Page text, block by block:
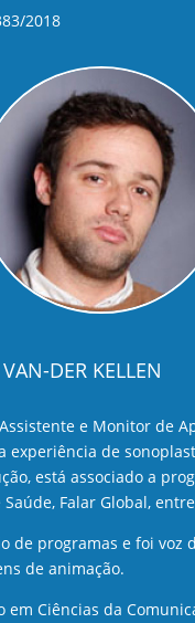
2018
DER KELLEN
e Monitor de
experiência de
está associado a
Saúde, Falar Global,
de programas e foi voz
de animação.
em Ciências da